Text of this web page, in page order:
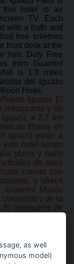
this hotel is air
TV. Each
with a bath and
free toiletries
front desk at the
hire. Duty Free
from Guaminí
is 1.8 miles
del Iguazu
Hotel.
Iguazú El
restaurante y de
a 2,7 km
de fitness en
Iguazú están a
este hotel tienen
plana y baño
de aseo
cuenta con
y ofrece
Misión
y de la
El aeropuerto de
as well
model)